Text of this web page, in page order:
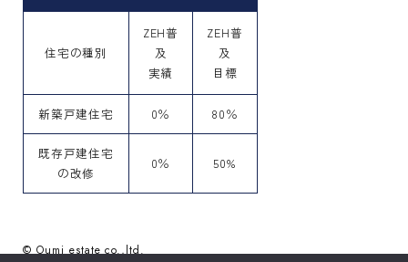
住宅の種別
ZEH普
及
実績
ZEH普
及
目標
新築戸建住宅 0％ 80％
既存戸建住宅
の改修
0％ 50%
© Oumi estate co.,ltd.